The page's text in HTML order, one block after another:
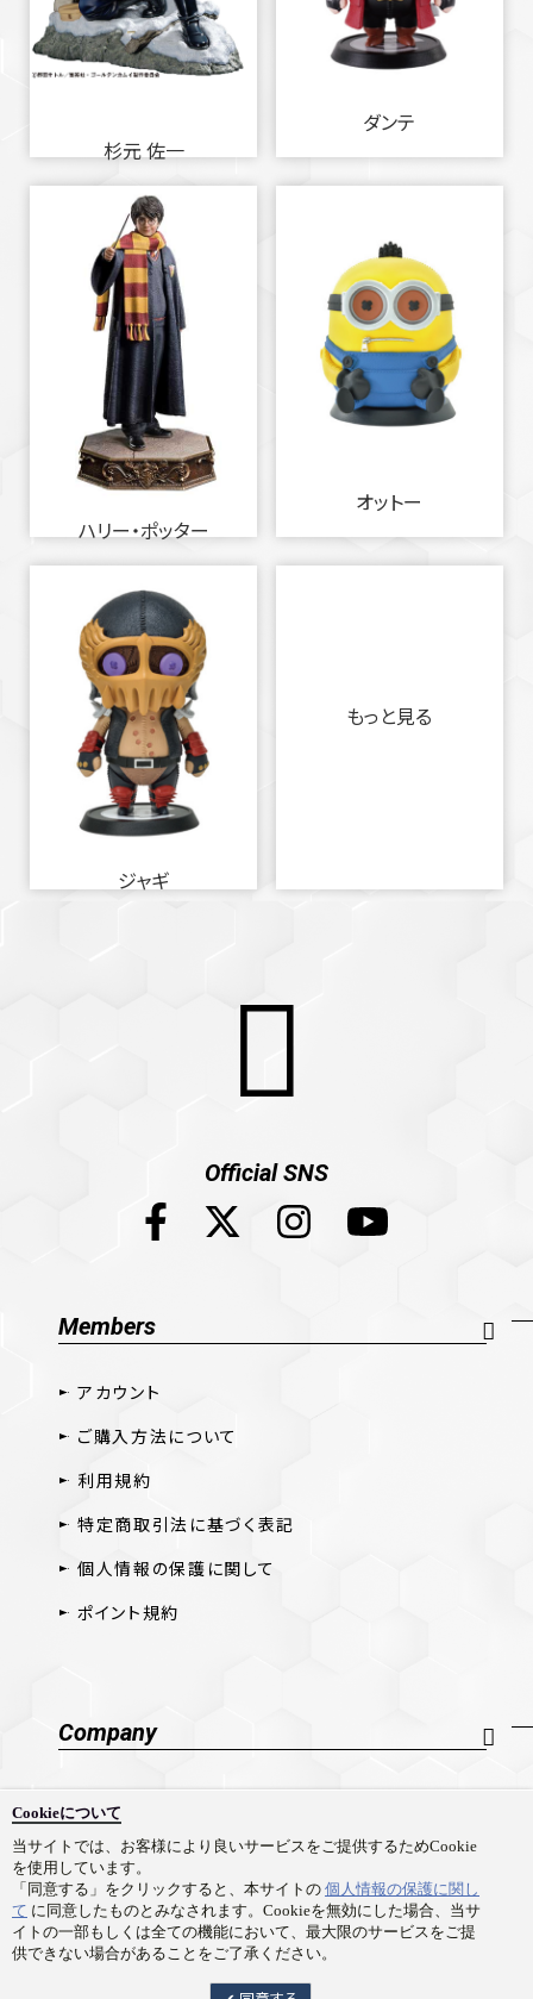
Cookieについて
当サイトでは、お客様により良いサービスをご提供するためCookie
を使用しています。
「同意する」をクリックすると、本サイトの 個人情報の保護に関し
て に同意したものとみなされます。Cookieを無効にした場合、当サ
イトの一部もしくは全ての機能において、最大限のサービスをご提
供できない場合があることをご了承ください。
杉元 佐一
ダンテ
ハリー・ポッター
オットー
ジャギ
もっと見る
Official SNS
Members
アカウント
ご購入方法について
利用規約
特定商取引法に基づく表記
個人情報の保護に関して
ポイント規約
Company
会社概要
採用情報
お問い合わせ
Copyright © Prime 1 Studio Co.,Ltd. All rights reserved.